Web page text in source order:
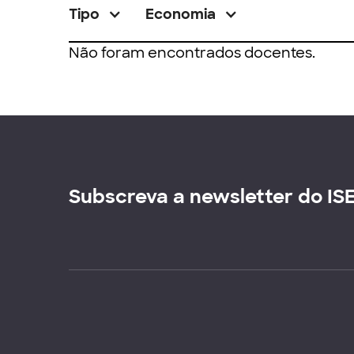
Tipo Economia
Não foram encontrados docentes.
Subscreva a newsletter do